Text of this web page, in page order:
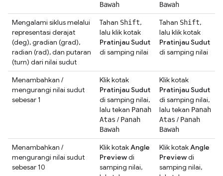
Bawah
Bawah
Mengalami siklus melalui
representasi derajat
(deg), gradian (grad),
radian (rad), dan putaran
(turn) dari nilai sudut
Tahan Shift,
lalu klik kotak
Pratinjau Sudut
di samping nilai
Tahan Shift,
lalu klik kotak
Pratinjau Sudut
di samping nilai
Menambahkan /
mengurangi nilai sudut
sebesar 1
Klik kotak
Pratinjau Sudut
di samping nilai,
lalu tekan Panah
Atas / Panah
Bawah
Klik kotak
Pratinjau Sudut
di samping nilai,
lalu tekan Panah
Atas / Panah
Bawah
Menambahkan /
mengurangi nilai sudut
sebesar 10
Klik kotakAngle
Previewdi
samping nilai,
Klik kotakAngle
Previewdi
samping nilai,